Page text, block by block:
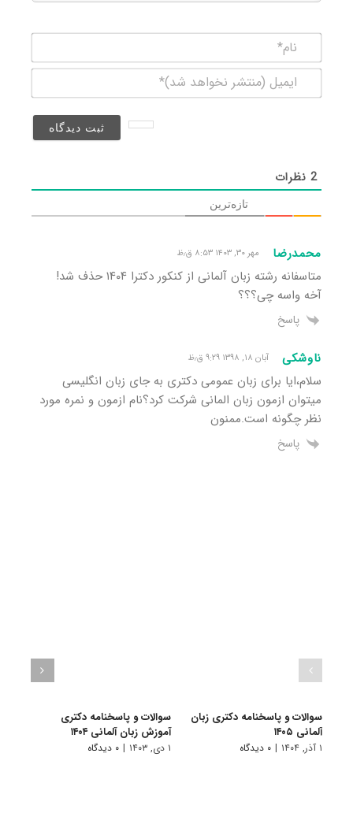
(منتشر
2نظرات
تازه‌ترین
محمدرضا مهر ۳۰, ۱۴۰۳ ۸:۵۳ ق٫ظ
متاسفانه رشته زبان آلمانی از کنکور دکترا ۱۴۰۴ حذف شد!
آخه واسه چی؟؟؟
پاسخ
ناوشکی آبان ۱۸, ۱۳۹۸ ۹:۲۹ ق٫ظ
سلام،ایا برای زبان عمومی دکتری به جای زبان انگلیسی
میتوان ازمون زبان المانی شرکت کرد؟نام ازمون و نمره مورد
نظر چگونه است.ممنون
پاسخ
سوالات و پاسخنامه دکتری زبان
آلمانی ۱۴۰۵
۱ آذر, ۱۴۰۴ | ۰ دیدگاه
سوالات و پاسخنامه دکتری
آموزش زبان آلمانی ۱۴۰۴
۱ دی, ۱۴۰۳ | ۰ دیدگاه